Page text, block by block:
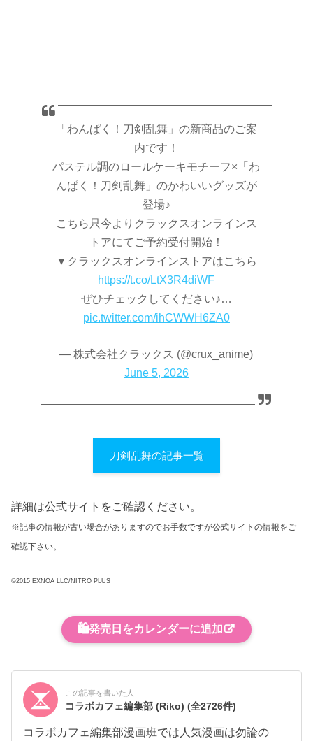
「わんぱく！刀剣乱舞」の新商品のご案
内です！
パステル調のロールケーキモチーフ×「わ
んぱく！刀剣乱舞」のかわいいグッズが
登場♪
こちら只今よりクラックスオンラインス
トアにてご予約受付開始！
▼クラックスオンラインストアはこちら
https://t.co/LtX3R4diWF
ぜひチェックしてください♪…
pic.twitter.com/ihCWWH6ZA0
— 株式会社クラックス (@crux_anime)
June 5, 2026
刀剣乱舞の記事一覧
詳細は公式サイトをご確認ください。
※記事の情報が古い場合がありますのでお手数ですが公式サイトの情報をご
確認下さい。
©2015 EXNOA LLC/NITRO PLUS
🛍️発売日をカレンダーに追加
この記事を書いた人
コラボカフェ編集部 (Riko)(全2726件)
コラボカフェ編集部漫画班では人気漫画は勿論の